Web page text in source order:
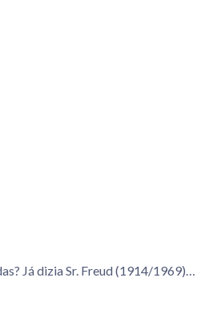
Já dizia Sr. Freud (1914/1969)…